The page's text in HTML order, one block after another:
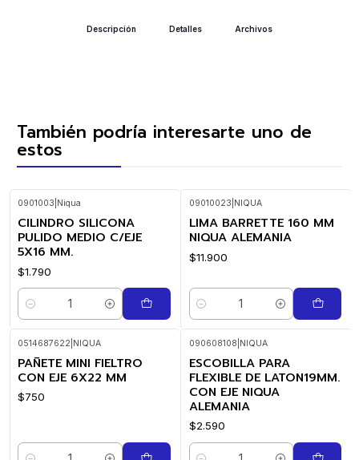
Descripción Detalles Archivos
También podría interesarte uno de
estos
0901003 Niqua
CILINDRO SILICONA
PULIDO MEDIO C/EJE
5X16 MM.
$1.790
Cantidad
09010023 NIQUA
LIMA BARRETTE 160 MM
NIQUA ALEMANIA
$11.900
Cantidad
0514687622 NIQUA
PAÑETE MINI FIELTRO
CON EJE 6X22 MM
$750
090608108 NIQUA
ESCOBILLA PARA
FLEXIBLE DE LATON19MM.
CON EJE NIQUA
ALEMANIA
$2.590